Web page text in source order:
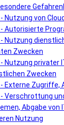
Nutzung von
Autorisierte
Nutzung
Zwecken
Nutzung privater
Zwecken
Externe Zugriffe,
Verschrottung
Abgabe von
Nutzung